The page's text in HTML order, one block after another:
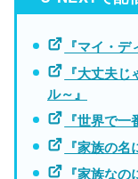
『マイ・
『大丈夫
ル～』
『世界で一
『家族の名
『家族な